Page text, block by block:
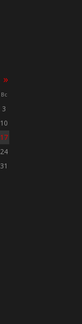
»
Вс
3
10
17
24
31